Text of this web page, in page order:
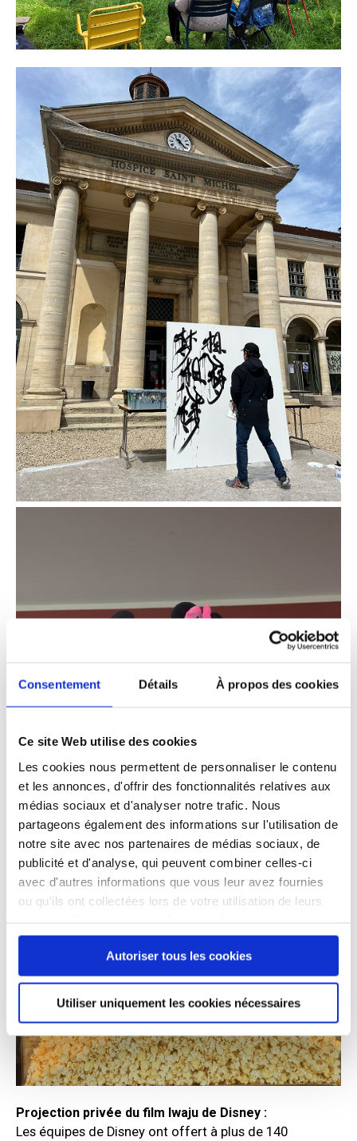
Consentement Détails À propos des cookies
Ce site Web utilise des cookies
Les cookies nous permettent de personnaliser le contenu
et les annonces, d'offrir des fonctionnalités relatives aux
médias sociaux et d'analyser notre trafic. Nous
partageons également des informations sur l'utilisation de
notre site avec nos partenaires de médias sociaux, de
publicité et d'analyse, qui peuvent combiner celles-ci
avec d'autres informations que vous leur avez fournies
ou qu'ils ont collectées lors de votre utilisation de leurs
continuez à utiliser notre site Web.
Autoriser tous les cookies
Utiliser uniquement les cookies nécessaires
Projection privée du film Iwaju de Disney :
Les équipes de Disney ont offert à plus de 140